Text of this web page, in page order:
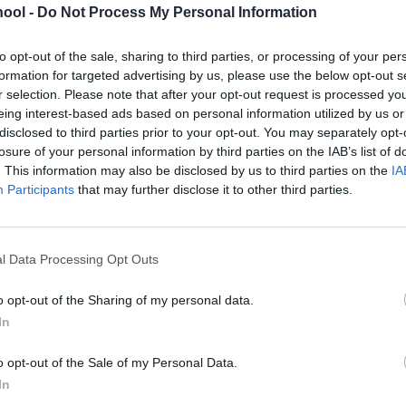
- Do Not Process My Personal Information
opt-out of the sale, sharing to third parties, or processing of your
for targeted advertising by us, please use the below opt-out
selection. Please note that after your opt-out request is processed
interest-based ads based on personal information utilized by us
to third parties prior to your opt-out. You may separately
of your personal information by third parties on the IAB’s list of
This information may also be disclosed by us to third parties on the
Participants that may further disclose it to other third parties.
Data Processing Opt Outs
opt-out of the Sharing of my personal data.
opt-out of the Sale of my Personal Data.
entre
y placer
el trabajo, entender
trabajo no somos
Acotar el
Acotar el tiempo y el
que le dedicamos,
equilibrio. Cuidarnos con
buena alimentación,
descasando de verdad,
moviéndonos...